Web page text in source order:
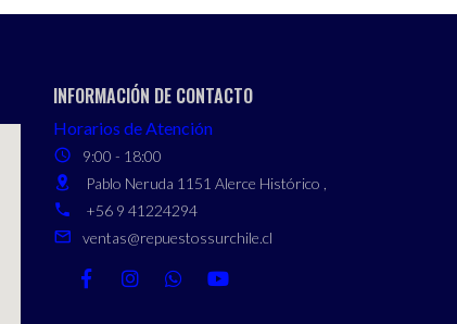
INFORMACIÓN DE CONTACTO
Horarios de Atención
9:00 - 18:00
Pablo Neruda 1151 Alerce Histórico ,
+56 9 41224294
ventas@repuestossurchile.cl